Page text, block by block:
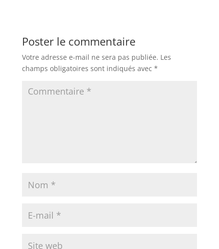
Poster le commentaire
Votre adresse e-mail ne sera pas publiée. Les
champs obligatoires sont indiqués avec *